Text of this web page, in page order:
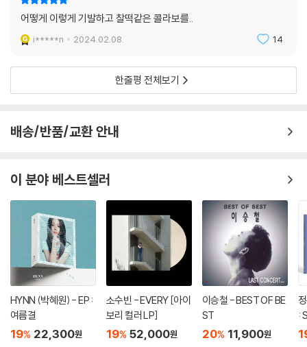
는 가장 로맨틱한 표현일 것이다. 내게 있어 관객의 의미가 그렇다.
긴 공연이 끝날 때까지 지친 기색 없이 눈을 반짝이며 나의 음악과 말들에
동의해 준 그들에게 꼭 그만큼의 사랑을 성실히 갚고 싶다. 당신들의 인생
기 위해 또박또박 더 열심히 살고 싶다. 고맙다는 말은 너무나 모자라다. 사
랑한다는 말도 충분치 않다.
당신의 관객이 되겠다. /
를 지나 함께 호흡하는 후렴구, 어린아이처럼 뛰어노는 브릿지를 지나 마
지막 클라이맥스까지 3분 동안 쉴 틈 없이 다이내믹하게 몰아치는 이 곡은
아이유의 콘서트를 한 곡에 넣어놓은 느낌이다.
일렉 기타와 스트링이 적절한 조화를 이루며 곡을 전체적인 Pop rock 사
운드로 이끌어 나간다. 가수, 관객, 밴드. 공연장의 모두가 서로의 관객이
되어주며 가슴 벅차게 호흡할 수 있는 곡이다.
어떻게 이렇게 기발하고 찰떡같은 콜라보를..
i*****n 2024.02.08. 14
한줄평 전체보기
배송/반품/교환 안내
이 분야 베스트셀러
HYNN (박혜원) - EP :
여름결
19% 22,300원
소수빈 - EVERY [아이
보리 컬러 LP]
19% 52,000원
이승철 - BEST OF BE
ST
20% 11,900원
: